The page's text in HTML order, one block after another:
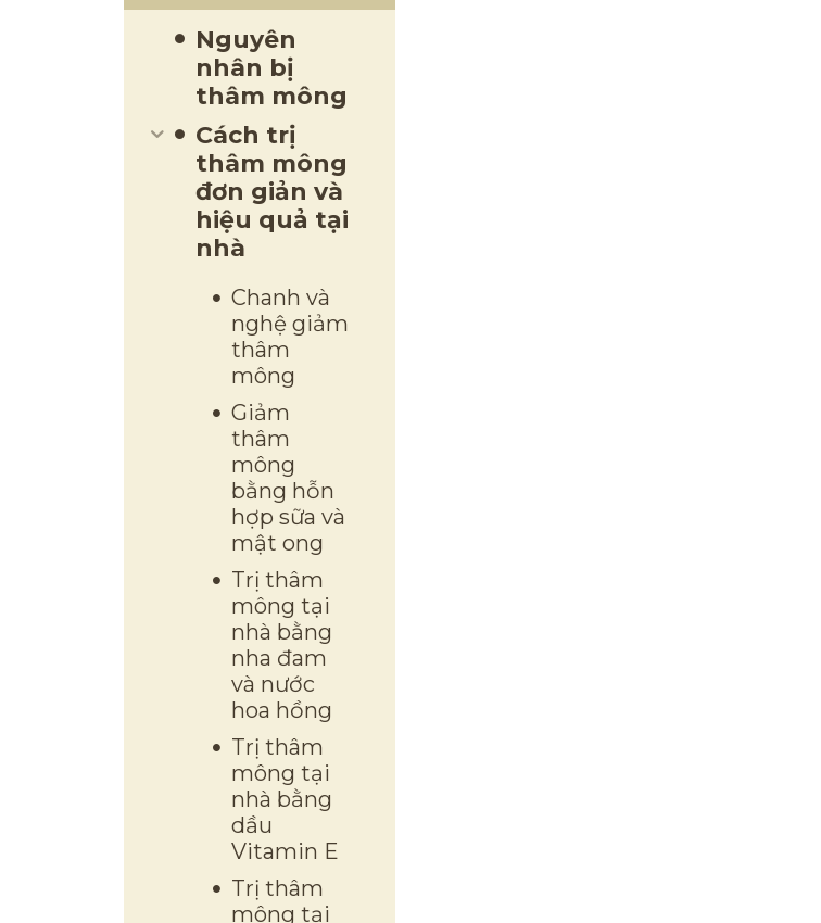
Nguyên
nhân bị
thâm mông
Cách trị
thâm mông
đơn giản và
hiệu quả tại
nhà
Chanh và
nghệ giảm
thâm
mông
Giảm
thâm
mông
bằng hỗn
hợp sữa và
mật ong
Trị thâm
mông tại
nhà bằng
nha đam
và nước
hoa hồng
Trị thâm
mông tại
nhà bằng
dầu
Vitamin E
Trị thâm
mông tại